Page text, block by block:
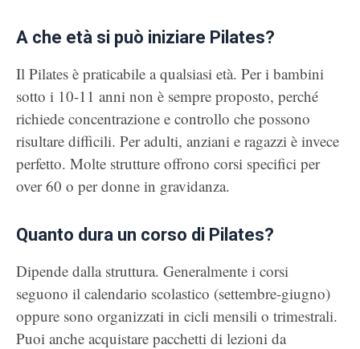
A che età si può iniziare Pilates?
Il Pilates è praticabile a qualsiasi età. Per i bambini
sotto i 10-11 anni non è sempre proposto, perché
richiede concentrazione e controllo che possono
risultare difficili. Per adulti, anziani e ragazzi è invece
perfetto. Molte strutture offrono corsi specifici per
over 60 o per donne in gravidanza.
Quanto dura un corso di Pilates?
Dipende dalla struttura. Generalmente i corsi
seguono il calendario scolastico (settembre-giugno)
oppure sono organizzati in cicli mensili o trimestrali.
Puoi anche acquistare pacchetti di lezioni da